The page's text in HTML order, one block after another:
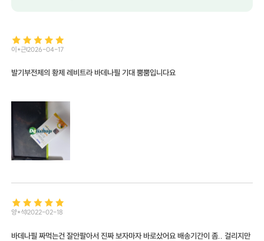
이*근2026-04-17
발기부전제의 황제 레비트라 바데나필 기대 뿜뿜입니다요
양*석2022-02-18
바데나필 짜먹는건 잘안팔아서 진짜 보자마자 바로샀어요 배송기간이 좀.. 걸리지만